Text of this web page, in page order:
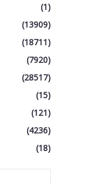
(1)
(13909)
(18711)
(7920)
(28517)
(15)
(121)
(4236)
(18)